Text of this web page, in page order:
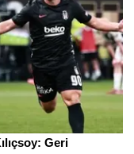
Geri